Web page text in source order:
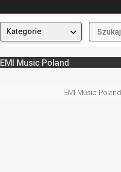
Kategorie
EMI Music Poland
EMI Music Poland